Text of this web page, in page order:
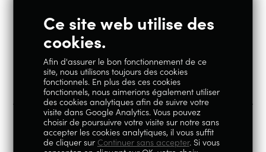
Restons en contact
Instagram Facebook
100% Liégeois est un concept de la société Geoby SRL, TVA
Ce site web utilise des
cookies.
Afin d'assurer le bon fonctionnement de ce
site, nous utilisons toujours des cookies
fonctionnels. En plus des ces cookies
fonctionnels, nous aimerions également utiliser
des cookies analytiques afin de suivre votre
visite dans Google Analytics. Vous pouvez
choisir de poursuivre votre visite sur notre sans
accepter les cookies analytiques, il vous suffit
de cliquer sur Continuer sans accepter. Si vous